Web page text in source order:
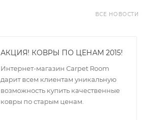
ВСЕ НОВОСТИ
АКЦИЯ! КОВРЫ ПО ЦЕНАМ 2015!
Интернет-магазин Carpet Room
дарит всем клиентам уникальную
возможность купить качественные
ковры по старым ценам.